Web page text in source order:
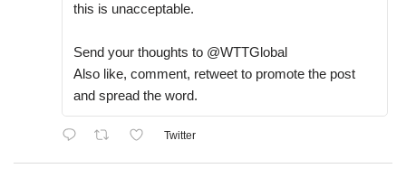
this is unacceptable.
Send your thoughts to @WTTGlobal
Also like, comment, retweet to promote the post
and spread the word.
Twitter